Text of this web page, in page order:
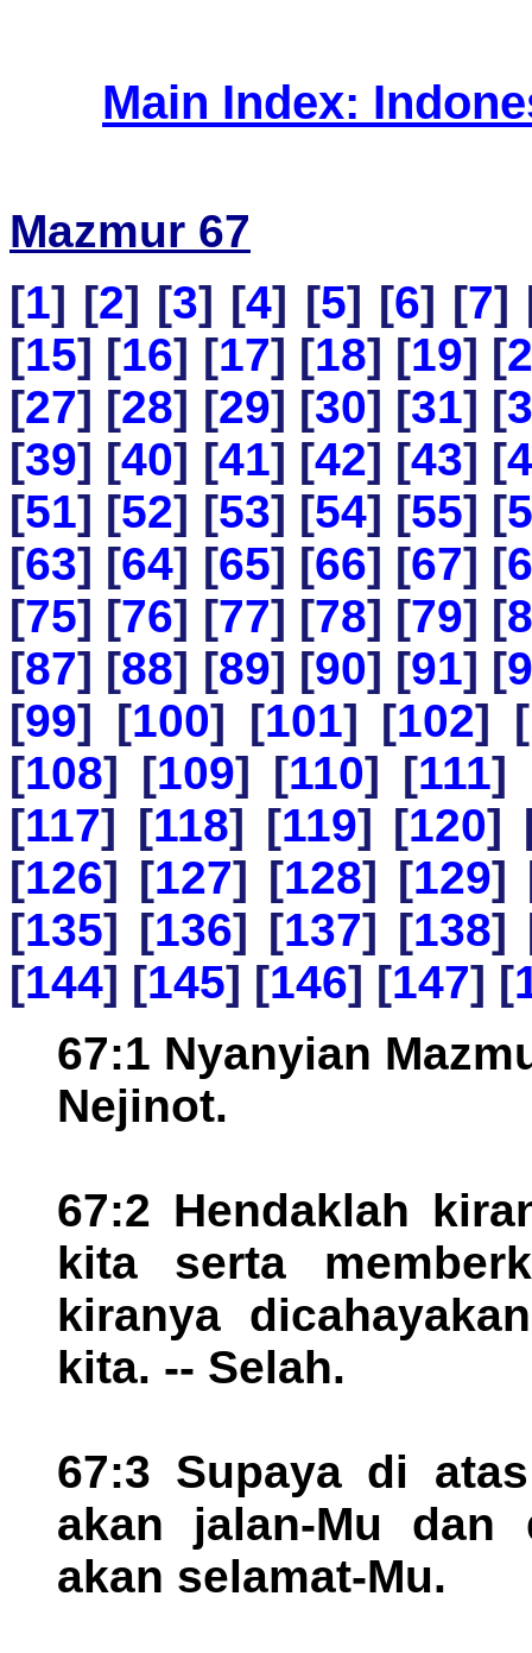
Main Index:
Mazmur 67
[1] [2] [3] [4] [5] [6] [7]
[15] [16] [17] [18] [19] [
[27] [28] [29] [30] [31] [
[39] [40] [41] [42] [43] [
[51] [52] [53] [54] [55] [
[63] [64] [65] [66] [67] [
[75] [76] [77] [78] [79] [
[87] [88] [89] [90] [91] [
[99] [100] [101] [102] [
[108] [109] [110] [111]
[117] [118] [119] [120]
[126] [127] [128] [129]
[135] [136] [137] [138]
[144] [145] [146] [147] [
67:1 Nyanyian
Nejinot.
67:2 Hendaklah
kita serta
kiranya
kita. -- Selah.
67:3 Supaya di
akan jalan-Mu dan
akan selamat-Mu.